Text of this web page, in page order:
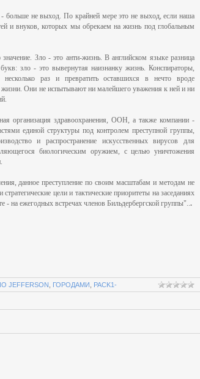
- больше не выход. По крайней мере это не выход, если наша
и внуков, которых мы обрекаем на жизнь под глобальным
Зло - это анти-жизнь. В английском языке разница
зло - это вывернутая наизнанку жизнь. Конспираторы,
несколько раз и превратить оставшихся в нечто вроде
Они не испытывают ни малейшего уважения к ней и ни
организация здравоохранения, ООН, а также компании -
единой структуры под контролем преступной группы,
и распространение искусственных вирусов для
биологическим оружием, с целью уничтожения
данное преступление по своим масштабам и методам не
цели и тактические приоритеты на заседаниях
- на ежегодных встречах членов Бильдербергской группы"...
JEFFERSON ГОРОДАМИ
PACK1-